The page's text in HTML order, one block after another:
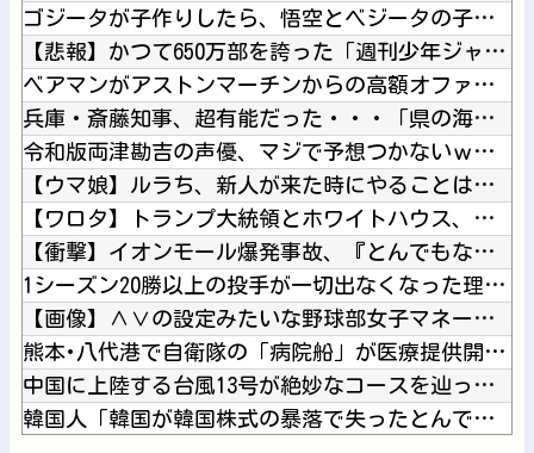
ゴジータが子作りしたら、悟空とベジータの子が産まれるってこと...
【悲報】かつて650万部を誇った「週刊少年ジャンプ」、ついに...
ベアマンがアストンマーチンからの高額オファーを拒否してフェラ...
兵庫・斎藤知事、超有能だった・・・「県の海外事務所はすべて閉...
令和版両津勘吉の声優、マジで予想つかないｗｗｗｗ他
【ウマ娘】ルラち、新人が来た時にやることは先ずパンレスだ。他
【ワロタ】トランプ大統領とホワイトハウス、ナルトに自分の顔を...
【衝撃】イオンモール爆発事故、『とんでもない事実』が判明して...
1シーズン20勝以上の投手が一切出なくなった理由ってなに？他
【画像】∧∨の設定みたいな野球部女子マネージャーが発見される...
熊本･八代港で自衛隊の「病院船」が医療提供開始、診察と薬剤処...
中国に上陸する台風13号が絶妙なコースを辿っている！と話題に...
韓国人「韓国が韓国株式の暴落で失ったとんでもない規模の国民年...